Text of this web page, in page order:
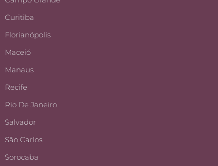
Curitiba
Florianópolis
Maceió
Manaus
Recife
Rio De Janeiro
Salvador
São Carlos
Sorocaba